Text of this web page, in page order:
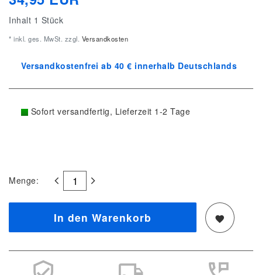
Inhalt 1 Stück
* inkl. ges. MwSt. zzgl. Versandkosten
Versandkostenfrei ab 40 € innerhalb Deutschlands
Sofort versandfertig, Lieferzeit 1-2 Tage
Menge:
In den Warenkorb